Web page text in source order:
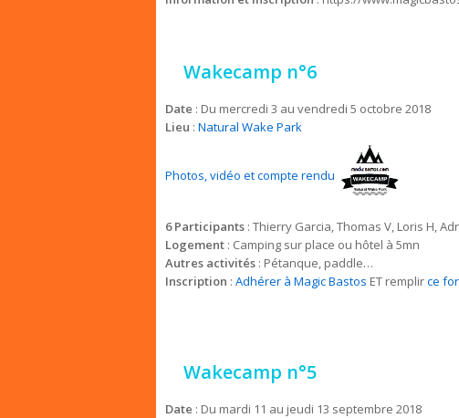
Wakecamp n°6
Date : Du mercredi 3 au vendredi 5 octobre 2018
Lieu : Natural Wake Park
Photos, vidéo et compte rendu
6 Participants: Thierry Garcia, Thomas V, Loris H,
Logement: Camping sur place ou hôtel à 5mn
Autres activités: Pétanque, paddle…
Inscription : Adhérer à Magic Bastos ET remplirce
Wakecamp n°5
Date : Du mardi 11 au jeudi 13 septembre 2018